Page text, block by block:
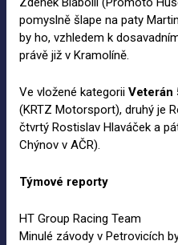
pomyslně šlape na paty
by ho, vzhledem k
právě již v Kramolíně.
Ve vložené kategorii Veterán
(KRTZ Motorsport), druhý je
čtvrtý Rostislav Hlaváček a
Chýnov v AČR).
Týmové reporty
HT Group Racing Team
Minulé závody v Petrovicích